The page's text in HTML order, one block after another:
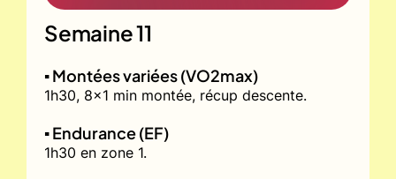
Semaine 11
▪️ Montées variées (VO2max)
1h30, 8x1 min montée, récup descente.
▪️ Endurance (EF)
1h30 en zone 1.